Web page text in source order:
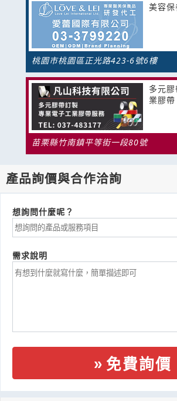
美容
桃園市桃園區正光路423-6號6樓
多元
業膠帶
苗栗縣竹南鎮平等街一段80號
產品詢價與合作洽詢
想詢問什麼呢？
需求說明
免費詢價